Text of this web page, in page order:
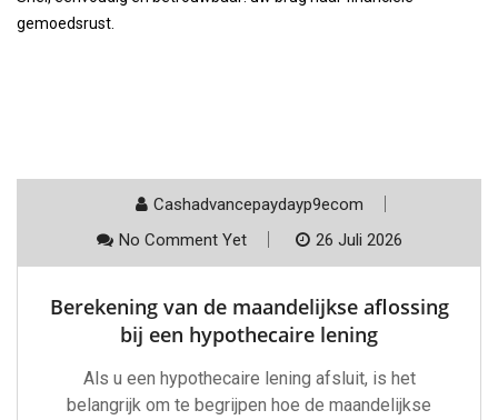
gemoedsrust.
Cashadvancepaydayp9ecom
No Comment Yet
26 Juli 2026
Berekening van de maandelijkse aflossing
bij een hypothecaire lening
Als u een hypothecaire lening afsluit, is het
belangrijk om te begrijpen hoe de maandelijkse